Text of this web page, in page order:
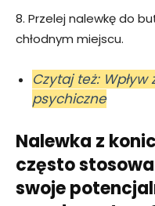
8. Przelej nalewkę do
chłodnym miejscu.
Czytaj też:
psychiczne
Nalewka z
często
swoje